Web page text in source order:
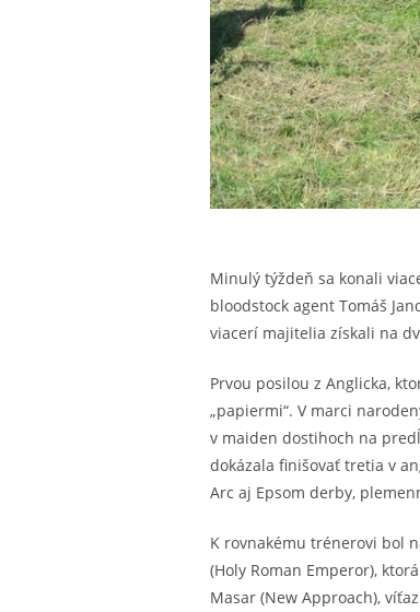
Minulý týždeň sa konali
bloodstock agent Tomáš
viacerí majitelia získali na
Prvou posilou z Anglicka,
„papiermi“. V marci
v maiden dostihoch na
dokázala finišovať tretia v
Arc aj Epsom derby,
K rovnakému trénerovi bol
(Holy Roman Emperor),
Masar (New Approach),